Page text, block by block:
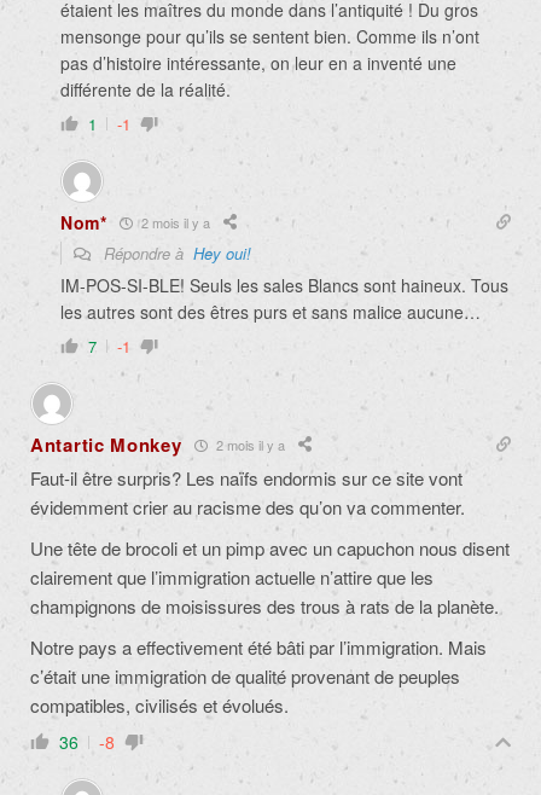
étaient les maîtres du monde dans l’antiquité ! Du gros
mensonge pour qu’ils se sentent bien. Comme ils n’ont
pas d’histoire intéressante, on leur en a inventé une
différente de la réalité.
1 -1
Nom* 2 mois il y a
Répondre à Hey oui!
IM-POS-SI-BLE! Seuls les sales Blancs sont haineux. Tous
les autres sont des êtres purs et sans malice aucune…
7 -1
Antartic Monkey 2 mois il y a
Faut-il être surpris? Les naïfs endormis sur ce site vont
évidemment crier au racisme des qu’on va commenter.
Une tête de brocoli et un pimp avec un capuchon nous disent
clairement que l’immigration actuelle n’attire que les
champignons de moisissures des trous à rats de la planète.
Notre pays a effectivement été bâti par l’immigration. Mais
c’était une immigration de qualité provenant de peuples
compatibles, civilisés et évolués.
36 -8